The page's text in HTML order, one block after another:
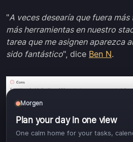
"A veces desearía que fuera
más herramientas en nuestro
tarea que me asignen aparezca
sido fantástico", dice Ben N.
Morgen
Plan your day in one view
One calm home for your tasks,